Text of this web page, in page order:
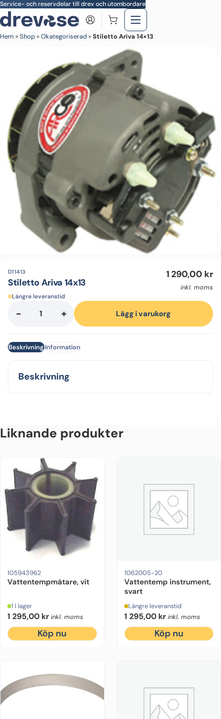
Skip to main content
Service- och reservdelar till drev och utombordare
Hem »Shop »Okategoriserad »Stiletto Ariva 14×13
D11413
Stiletto Ariva 14x13
1 290,00 kr
inkl. moms
Längre leveranstid
-
Stiletto
mängd
+ Lägg i varukorg
BeskrivningInformation
Beskrivning
Liknande produkter
105943962
Vattentempmätare, vit
1 I lager
1 295,00 kr inkl. moms
Köp nu
1062005-20
Vattentemp instrument,
svart
Längre leveranstid
1 295,00 kr inkl. moms
Köp nu